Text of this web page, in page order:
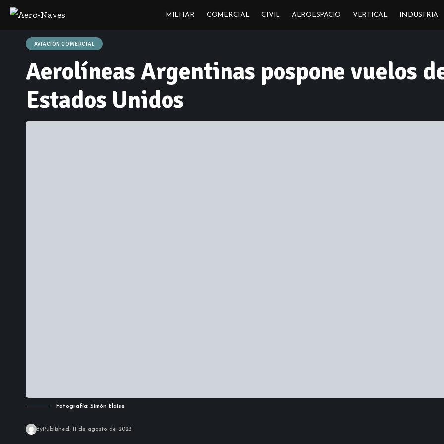
MILITAR COMERCIAL CIVIL AEROESPACIO VERTICAL INDUSTRIA
AVIACIÓN COMERCIAL
Aerolíneas Argentinas pospone vuelos
Estados Unidos
Fotografía: Simón Blaise
ByPublished: 11 de agosto de 2023